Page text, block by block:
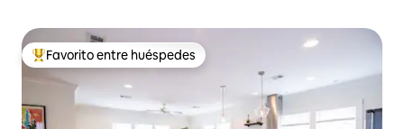
Favorito entre huéspedes preferido
Favorito entre huéspedes